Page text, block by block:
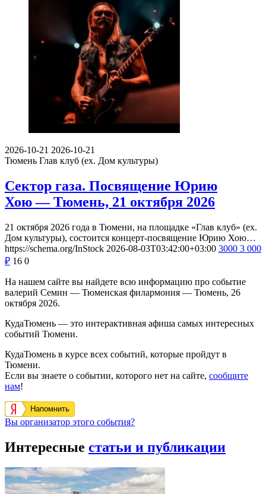
2026-10-21 2026-10-21
Тюмень Глав клуб (ex. Дом культуры)
Сектор газа. Посвящение Юрию
Хою — Тюмень, 21 октября 2026
21 октября 2026 года в Тюмени, на площадке «Глав клуб» (ex.
Дом культуры), состоится концерт-посвящение Юрию Хою…
https://schema.org/InStock 2026-08-03T03:42:00+03:00 3000 3 000
₽ 16 0
На нашем сайте вы найдете всю информацию про событие
валерий Семин — Тюменская филармония — Тюмень, 26
октября 2026.
КудаТюмень — это интерактивная афиша самых интересных
событий Тюмени.
КудаТюмень в курсе всех событий, которые пройдут в
Тюмени.
Если вы знаете о событии, которого нет на сайте, сообщите
нам!
Напомнить
Вы организатор этого события?
Интересные статьи и публикации